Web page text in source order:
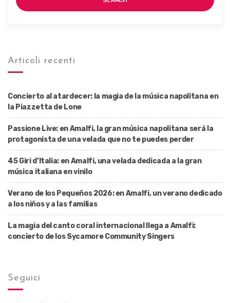
Articoli recenti
Concierto al atardecer: la magia de la música napolitana en
la Piazzetta de Lone
Passione Live: en Amalfi, la gran música napolitana será la
protagonista de una velada que no te puedes perder
45 Giri d’Italia: en Amalfi, una velada dedicada a la gran
música italiana en vinilo
Verano de los Pequeños 2026: en Amalfi, un verano dedicado
a los niños y a las familias
La magia del canto coral internacional llega a Amalfi:
concierto de los Sycamore Community Singers
Seguici